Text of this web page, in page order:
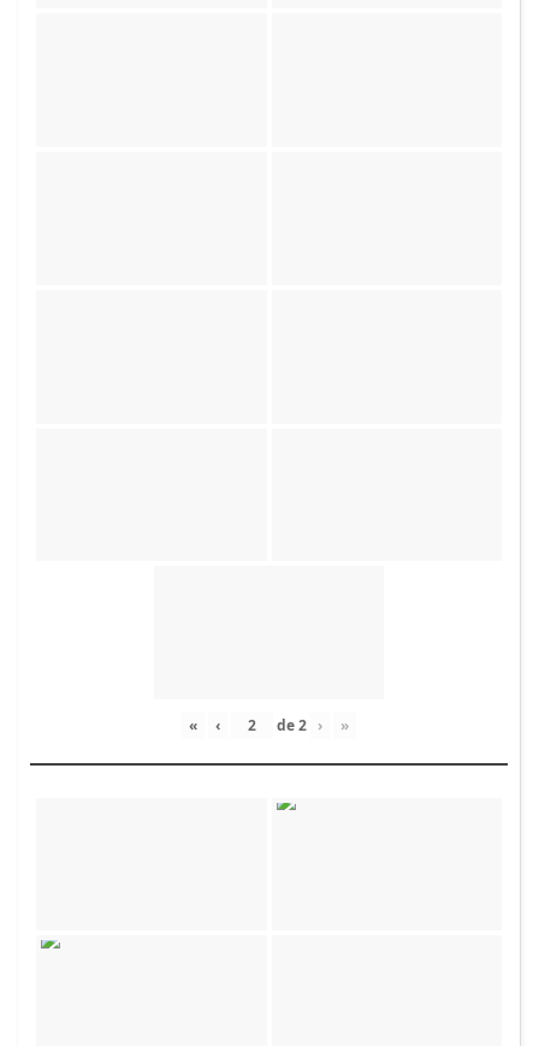
« ‹ de2 › »